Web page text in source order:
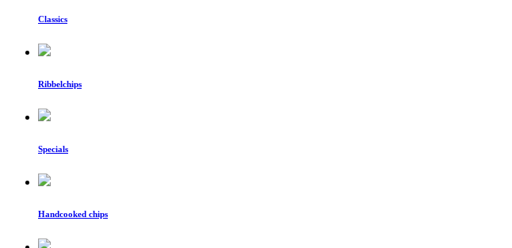
Classics
Ribbelchips
Specials
Handcooked chips